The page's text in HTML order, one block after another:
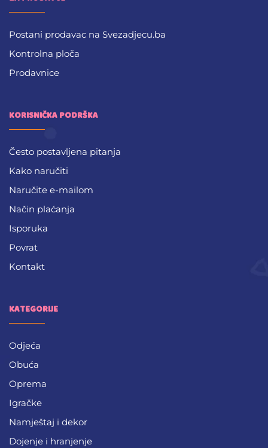
Postani prodavac na Svezadjecu.ba
Kontrolna ploča
Prodavnice
KORISNIČKA PODRŠKA
Često postavljena pitanja
Kako naručiti
Naručite e-mailom
Način plaćanja
Isporuka
Povrat
Kontakt
KATEGORIJE
Odjeća
Obuća
Oprema
Igračke
Namještaj i dekor
Dojenje i hranjenje